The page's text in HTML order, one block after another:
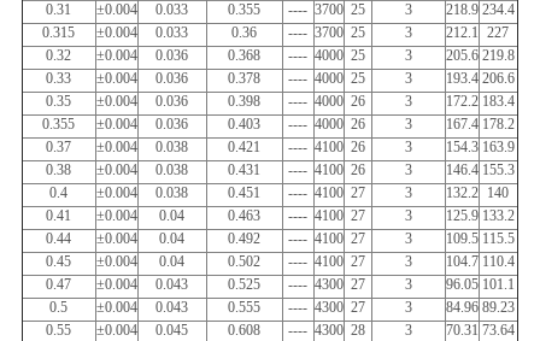
0.31
±0.004 0.033 0.355 ---- 3700 25 3 218.9 234.4
0.315
±0.004 0.033 0.36 ---- 3700 25 3 212.1
227
0.32
±0.004 0.036 0.368 ---- 4000 25 3 205.6 219.8
0.33
±0.004 0.036 0.378 ---- 4000 25 3 193.4 206.6
0.35
±0.004 0.036 0.398 ---- 4000 26 3 172.2 183.4
0.355
±0.004 0.036 0.403 ---- 4000 26 3 167.4 178.2
0.37
±0.004 0.038 0.421 ---- 4100 26 3 154.3 163.9
0.38
±0.004 0.038 0.431 ---- 4100 26 3 146.4 155.3
0.4
±0.004 0.038 0.451 ---- 4100 27 3 132.2 140
0.41
±0.004 0.04 0.463 ---- 4100 27 3 125.9 133.2
0.44
±0.004 0.04 0.492 ---- 4100 27 3 109.5 115.5
0.45
±0.004 0.04 0.502 ---- 4100 27 3 104.7 110.4
0.47
±0.004 0.043 0.525 ---- 4300 27 3 96.05 101.1
0.5
±0.004 0.043 0.555 ---- 4300 27 3 84.96 89.23
0.55
±0.004 0.045 0.608 ---- 4300 28 3 70.31 73.64